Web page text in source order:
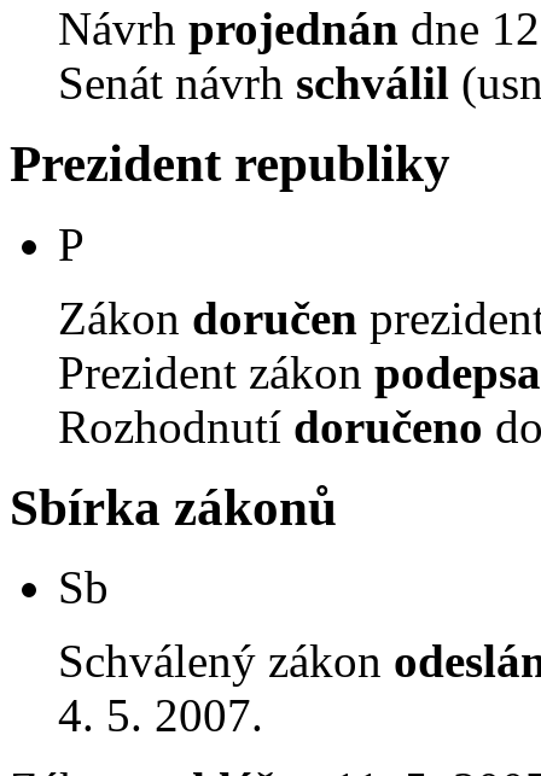
Návrh projednán dne
Senát návrh schválil
Prezident republiky
P
Zákon doručen
Prezident zákon
Rozhodnutí doručeno
Sbírka zákonů
Sb
Schválený zákon
4. 5. 2007.